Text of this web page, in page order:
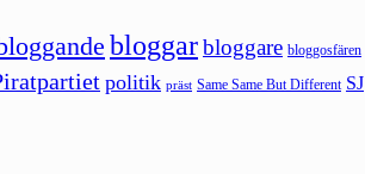
bloggarbloggare bloggosfären
politik präst Same Same But Different SJ